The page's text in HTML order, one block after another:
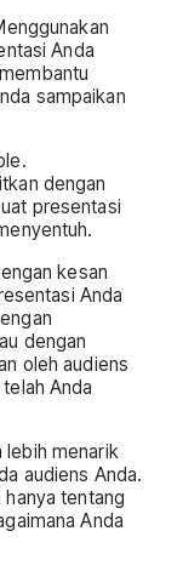
Anda
sampaikan
dengan
presentasi
kesan
Anda
dengan
oleh audiens
Anda
menarik
audiens Anda.
tentang
Anda